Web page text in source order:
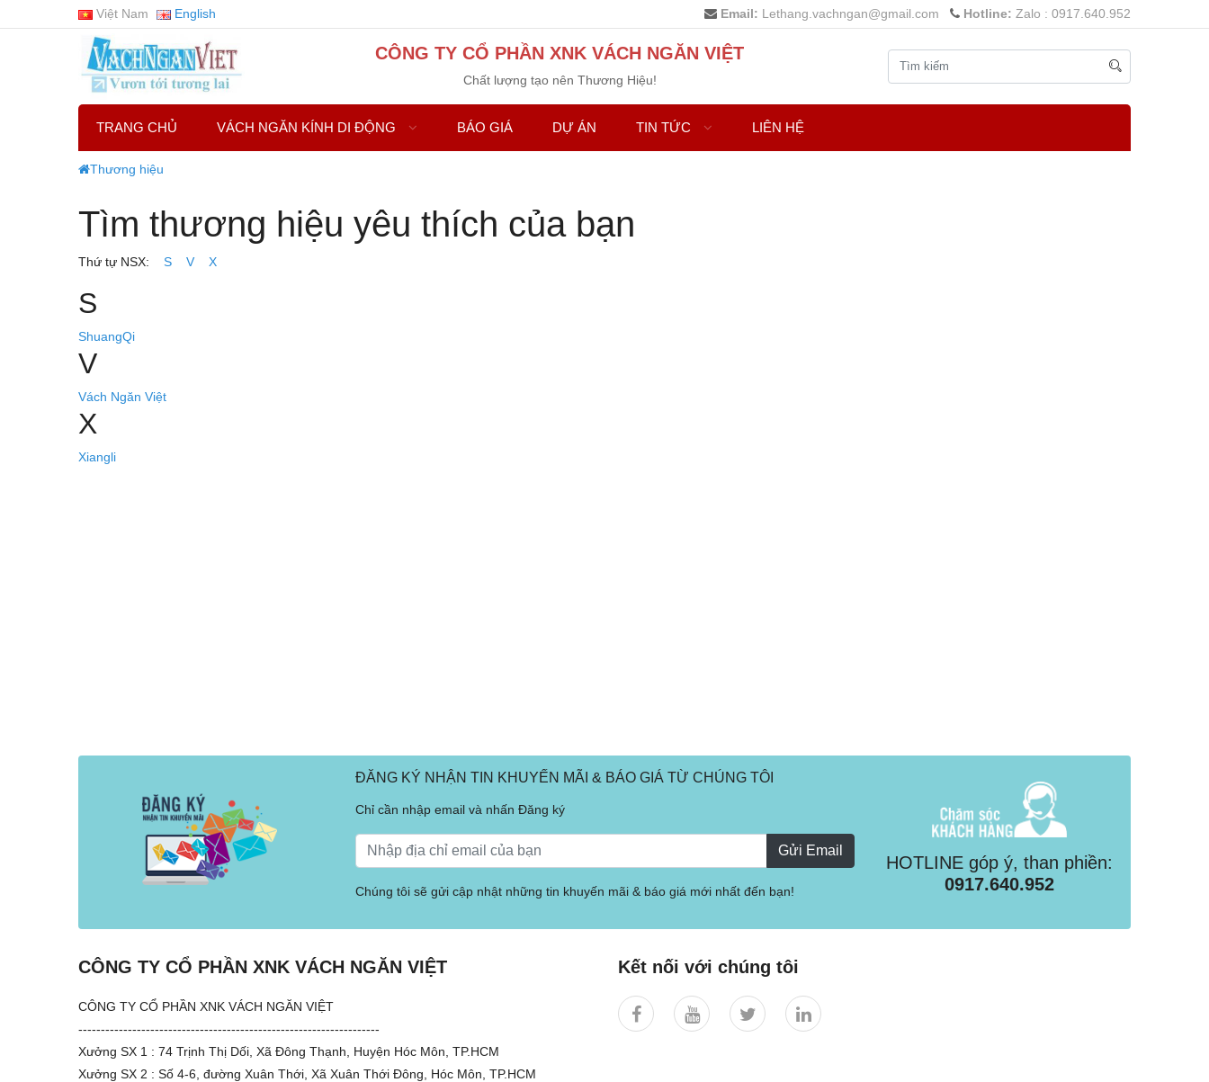
Việt Nam English Email: Lethang.vachngan@gmail.com Hotline: Zalo : 0917.640.952
CÔNG TY CỔ PHẦN XNK VÁCH NGĂN VIỆT
Chất lượng tạo nên Thương Hiệu!
TRANG CHỦ VÁCH NGĂN KÍNH DI ĐỘNG BÁO GIÁ DỰ ÁN TIN TỨC LIÊN HỆ
Thương hiệu
Tìm thương hiệu yêu thích của bạn
Thứ tự NSX: S V X
S
ShuangQi
V
Vách Ngăn Việt
X
Xiangli
ĐĂNG KÝ NHẬN TIN KHUYẾN MÃI & BÁO GIÁ TỪ CHÚNG TÔI
Chỉ cần nhập email và nhấn Đăng ký
Gửi Email
Chúng tôi sẽ gửi cập nhật những tin khuyến mãi & báo giá mới nhất đến bạn!
HOTLINE góp ý, than phiền:
0917.640.952
CÔNG TY CỔ PHẦN XNK VÁCH NGĂN VIỆT
CÔNG TY CỔ PHẦN XNK VÁCH NGĂN VIỆT
-------------------------------------------------------------------
Xưởng SX 1 : 74 Trịnh Thị Dối, Xã Đông Thạnh, Huyện Hóc Môn, TP.HCM
Xưởng SX 2 : Số 4-6, đường Xuân Thới, Xã Xuân Thới Đông, Hóc Môn, TP.HCM
Kết nối với chúng tôi